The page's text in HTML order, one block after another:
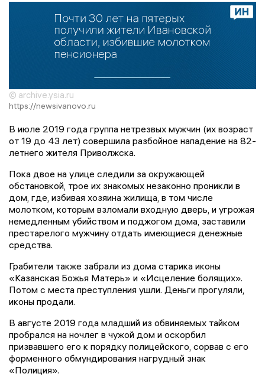
© archive.ysia.ru
https://newsivanovo.ru
В июле 2019 года группа нетрезвых мужчин (их возраст
от 19 до 43 лет) совершила разбойное нападение на 82-
летнего жителя Приволжска.
Пока двое на улице следили за окружающей
обстановкой, трое их знакомых незаконно проникли в
дом, где, избивая хозяина жилища, в том числе
молотком, которым взломали входную дверь, и угрожая
немедленным убийством и поджогом дома, заставили
престарелого мужчину отдать имеющиеся денежные
средства.
Грабители также забрали из дома старика иконы
«Казанская Божья Матерь» и «Исцеление болящих».
Потом с места преступления ушли. Деньги прогуляли,
иконы продали.
В августе 2019 года младший из обвиняемых тайком
пробрался на ночлег в чужой дом и оскорбил
призвавшего его к порядку полицейского, сорвав с его
форменного обмундирования нагрудный знак
«Полиция».